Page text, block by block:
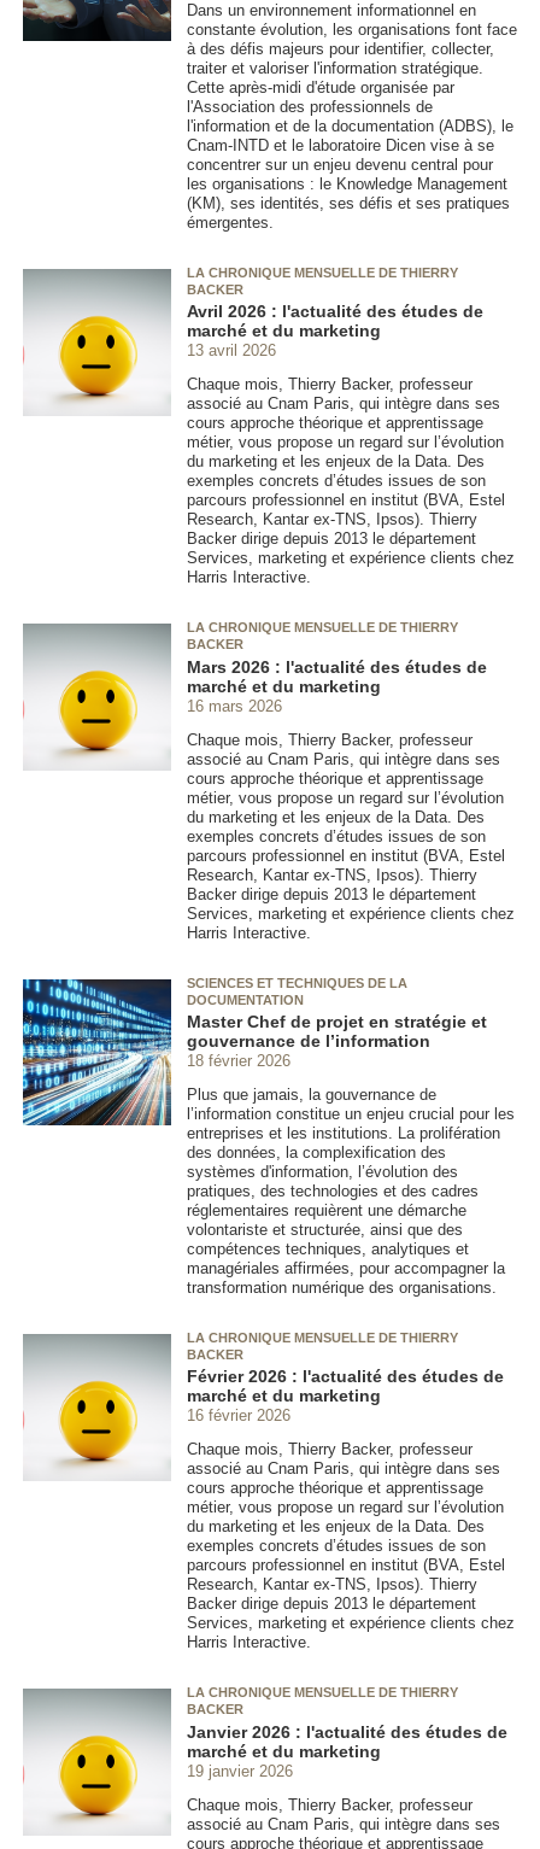
Dans un environnement informationnel en
constante évolution, les organisations font face
à des défis majeurs pour identifier, collecter,
traiter et valoriser l'information stratégique.
Cette après-midi d'étude organisée par
l'Association des professionnels de
l'information et de la documentation (ADBS), le
Cnam-INTD et le laboratoire Dicen vise à se
concentrer sur un enjeu devenu central pour
les organisations : le Knowledge Management
(KM), ses identités, ses défis et ses pratiques
émergentes.
LA CHRONIQUE MENSUELLE DE THIERRY
BACKER
Avril 2026 : l'actualité des études de
marché et du marketing
13 avril 2026
Chaque mois, Thierry Backer, professeur
associé au Cnam Paris, qui intègre dans ses
cours approche théorique et apprentissage
métier, vous propose un regard sur l’évolution
du marketing et les enjeux de la Data. Des
exemples concrets d’études issues de son
parcours professionnel en institut (BVA, Estel
Research, Kantar ex-TNS, Ipsos). Thierry
Backer dirige depuis 2013 le département
Services, marketing et expérience clients chez
Harris Interactive.
LA CHRONIQUE MENSUELLE DE THIERRY
BACKER
Mars 2026 : l'actualité des études de
marché et du marketing
16 mars 2026
Chaque mois, Thierry Backer, professeur
associé au Cnam Paris, qui intègre dans ses
cours approche théorique et apprentissage
métier, vous propose un regard sur l’évolution
du marketing et les enjeux de la Data. Des
exemples concrets d’études issues de son
parcours professionnel en institut (BVA, Estel
Research, Kantar ex-TNS, Ipsos). Thierry
Backer dirige depuis 2013 le département
Services, marketing et expérience clients chez
Harris Interactive.
SCIENCES ET TECHNIQUES DE LA
DOCUMENTATION
Master Chef de projet en stratégie et
gouvernance de l’information
18 février 2026
Plus que jamais, la gouvernance de
l’information constitue un enjeu crucial pour les
entreprises et les institutions. La prolifération
des données, la complexification des
systèmes d'information, l’évolution des
pratiques, des technologies et des cadres
réglementaires requièrent une démarche
volontariste et structurée, ainsi que des
compétences techniques, analytiques et
managériales affirmées, pour accompagner la
transformation numérique des organisations.
LA CHRONIQUE MENSUELLE DE THIERRY
BACKER
Février 2026 : l'actualité des études de
marché et du marketing
16 février 2026
Chaque mois, Thierry Backer, professeur
associé au Cnam Paris, qui intègre dans ses
cours approche théorique et apprentissage
métier, vous propose un regard sur l’évolution
du marketing et les enjeux de la Data. Des
exemples concrets d’études issues de son
parcours professionnel en institut (BVA, Estel
Research, Kantar ex-TNS, Ipsos). Thierry
Backer dirige depuis 2013 le département
Services, marketing et expérience clients chez
Harris Interactive.
LA CHRONIQUE MENSUELLE DE THIERRY
BACKER
Janvier 2026 : l'actualité des études de
marché et du marketing
19 janvier 2026
Chaque mois, Thierry Backer, professeur
associé au Cnam Paris, qui intègre dans ses
cours approche théorique et apprentissage